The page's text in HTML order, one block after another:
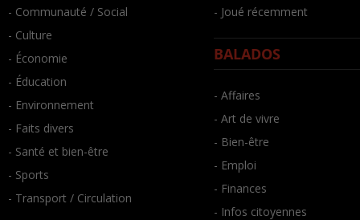
- Communauté / Social
- Culture
- Économie
- Éducation
- Environnement
- Faits divers
- Santé et bien-être
- Sports
- Transport / Circulation
- Joué récemment
BALADOS
- Affaires
- Art de vivre
- Bien-être
- Emploi
- Finances
- Infos citoyennes